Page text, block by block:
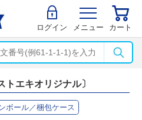
ログイン メニュー カート
トエキオリジナル〕
ボール／梱包ケース